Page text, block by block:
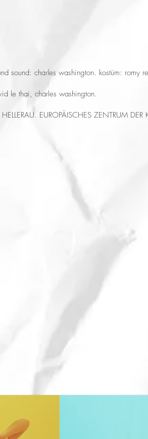
sound: charles washington. kostüm: romy
le thai, charles washington.
EUROPÄISCHES ZENTRUM DER